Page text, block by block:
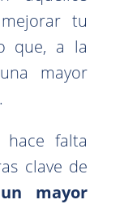
tu
que, a la
mayor
falta
clave de
mayor